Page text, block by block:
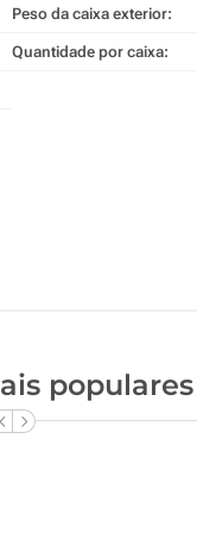
Peso da caixa exterior:
Quantidade por caixa:
populares